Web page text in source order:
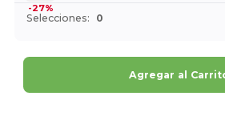
-27%
Selecciones: 0
Agregar al